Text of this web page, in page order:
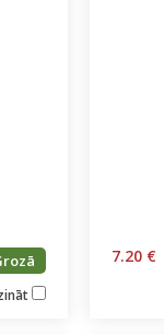
7.20 €